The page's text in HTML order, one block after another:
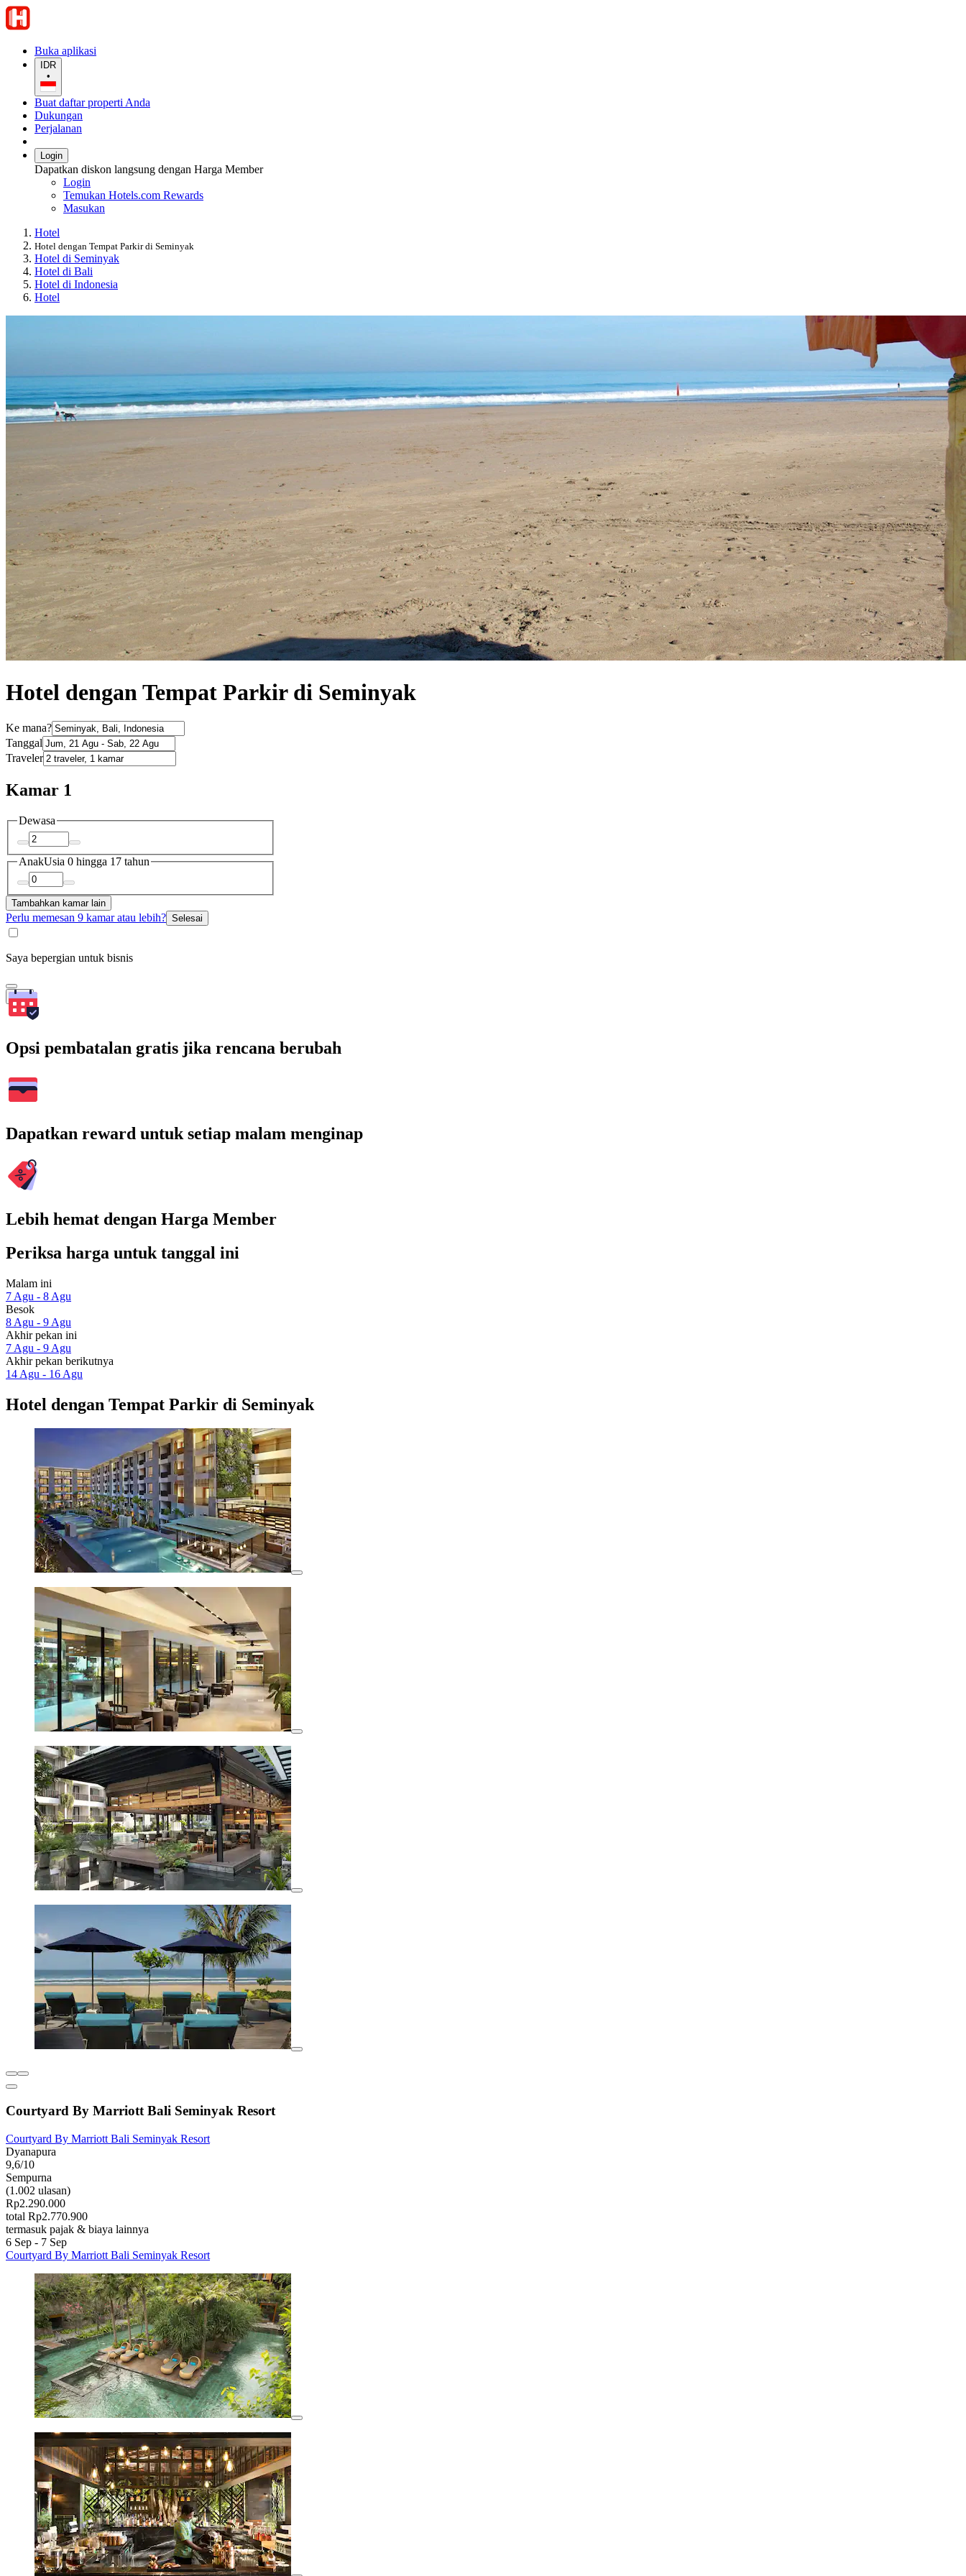
Buka aplikasi
IDR
•
Buat daftar properti Anda
Dukungan
Perjalanan
Login
Dapatkan diskon langsung dengan Harga Member
Login
Temukan Hotels.com Rewards
Masukan
Hotel
Hotel dengan Tempat Parkir di Seminyak
Hotel di Seminyak
Hotel di Bali
Hotel di Indonesia
Hotel
Hotel dengan Tempat Parkir di Seminyak
Ke mana?
Tanggal
Traveler
Kamar 1
Dewasa
AnakUsia 0 hingga 17 tahun
Tambahkan kamar lain
Perlu memesan 9 kamar atau lebih? Selesai
Saya bepergian untuk bisnis
Cari
Opsi pembatalan gratis jika rencana berubah
Dapatkan reward untuk setiap malam menginap
Lebih hemat dengan Harga Member
Periksa harga untuk tanggal ini
Malam ini
7 Agu - 8 Agu
Besok
8 Agu - 9 Agu
Akhir pekan ini
7 Agu - 9 Agu
Akhir pekan berikutnya
14 Agu - 16 Agu
Hotel dengan Tempat Parkir di Seminyak
Courtyard By Marriott Bali Seminyak Resort
Courtyard By Marriott Bali Seminyak Resort
Dyanapura
9,6/10
Sempurna
(1.002 ulasan)
Rp2.290.000
total Rp2.770.900
termasuk pajak & biaya lainnya
6 Sep - 7 Sep
Courtyard By Marriott Bali Seminyak Resort